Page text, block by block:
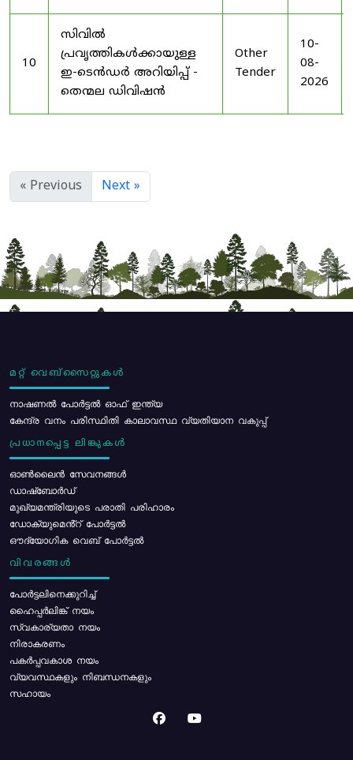
10
സിവിൽ
പ്രവൃത്തികൾക്കായുള്ള
ഇ-ടെൻഡർ അറിയിപ്പ് -
തെന്മല ഡിവിഷൻ
Other
Tender
10-
08-
2026
« Previous Next »
മറ്റ് വെബ്സൈറ്റുകൾ
നാഷണൽ പോർട്ടൽ ഓഫ് ഇന്ത്യ
കേന്ദ്ര വനം പരിസ്ഥിതി കാലാവസ്ഥ വ്യതിയാന വകുപ്പ്
പ്രധാനപ്പെട്ട ലിങ്കുകൾ
ഓൺലൈൻ സേവനങ്ങൾ
ഡാഷ്ബോർഡ്
മുഖ്യമന്ത്രിയുടെ പരാതി പരിഹാരം
ഡോക്യുമെൻ്റ് പോർട്ടൽ
ഔദ്യോഗിക വെബ് പോർട്ടൽ
വിവരങ്ങൾ
പോര്‍ട്ടലിനെക്കുറിച്ച്
ഹൈപ്പർലിങ്ക് നയം
സ്വകാര്യതാ നയം
നിരാകരണം
പകർപ്പവകാശ നയം
വ്യവസ്ഥകളും നിബന്ധനകളും
സഹായം